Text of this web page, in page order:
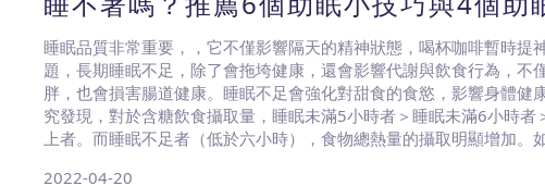
睡眠品質非常重要，，它不僅影響隔天的精神狀態，喝杯咖啡暫時提
題，長期睡眠不足，除了會拖垮健康，還會影響代謝與飲食行為，不
胖，也會損害腸道健康。睡眠不足會強化對甜食的食慾，影響身體健
究發現，對於含糖飲食攝取量，睡眠未滿5小時者＞睡眠未滿6小時者
上者。而睡眠不足者（低於六小時），食物總熱量的攝取明顯增加。
2022-04-20